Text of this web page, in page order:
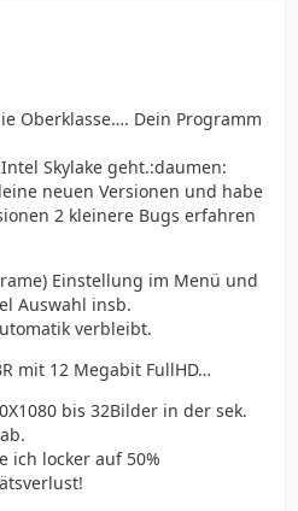
Oberklasse…. Dein Programm
Skylake geht.:daumen:
neuen Versionen und habe
2 kleinere Bugs erfahren
Einstellung im Menü und
Auswahl insb.
verbleibt.
mit 12 Megabit FullHD…
bis 32Bilder in der sek.
ich locker auf 50%